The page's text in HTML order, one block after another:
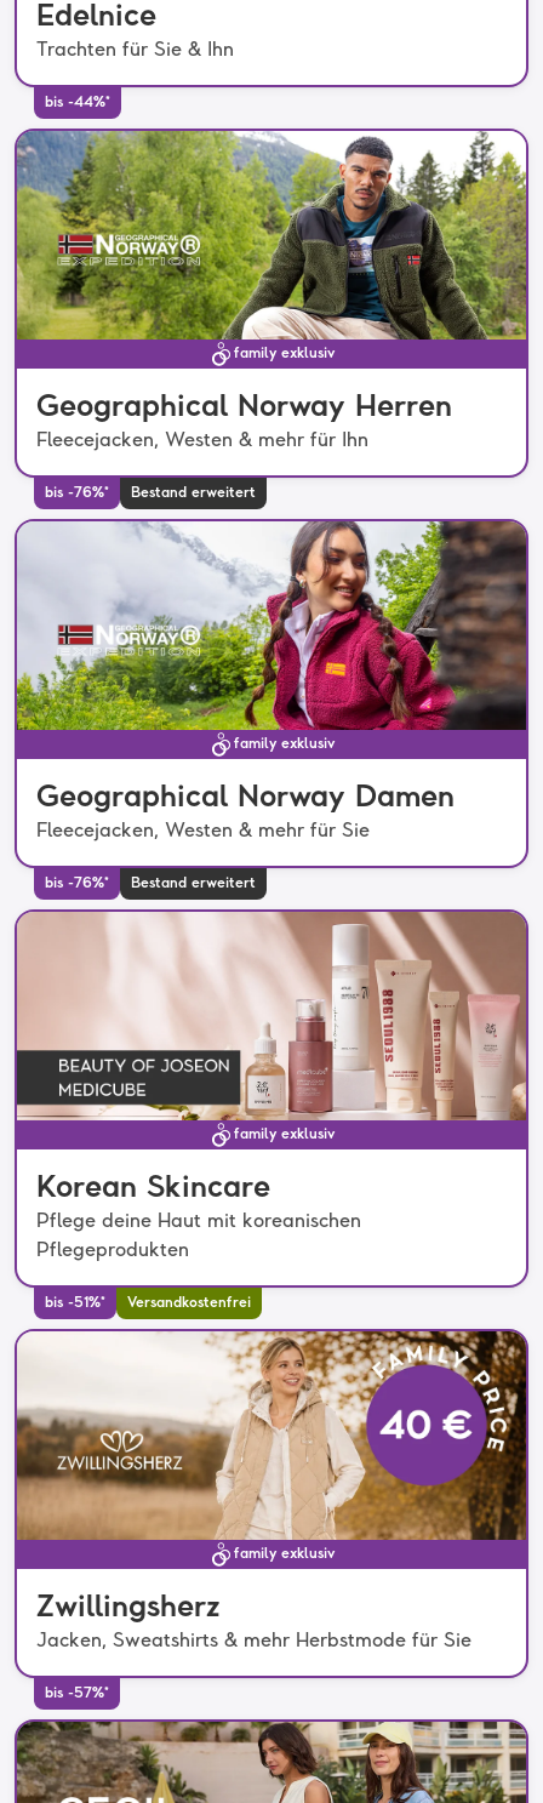
Edelnice
Trachten für Sie & Ihn
bis -44%*
family exklusiv
Geographical Norway Herren
Fleecejacken, Westen & mehr für Ihn
bis -76%* Bestand erweitert
family exklusiv
Geographical Norway Damen
Fleecejacken, Westen & mehr für Sie
bis -76%* Bestand erweitert
family exklusiv
Korean Skincare
Pflege deine Haut mit koreanischen
Pflegeprodukten
bis -51%* Versandkostenfrei
family exklusiv
Zwillingsherz
Jacken, Sweatshirts & mehr Herbstmode für Sie
bis -57%*